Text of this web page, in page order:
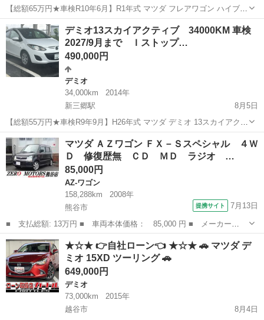
【総額65万円★車検R10年6月】R1年式 マツダ フレアワゴン ハイブリ
ッド【美車・すぐ乗って帰れます】 ご覧いただきありがとうございま
す。 車検が令和10年6月までと非常に長く、購入後すぐに乗って帰っ
ていただけるマツダ...
埼玉 三郷市 その他
デミオ13スカイアクティブ 34000KM 車検
2027/9月まで Ｉストップ…
490,000円
デミオ
34,000km
2014年
新三郷駅
8月5日
【総額55万円★車検R9年9月】H26年式 マツダ デミオ 13スカイアクテ
ィブ【走行3.4万km・すぐ乗れます】 ご覧いただきありがとうござい
ます。 走行距離が34,000kmと非常に少なく、車検も令和9年9月まで
たっぷ...
埼玉 三郷市 新三郷駅 デミオ
マツダ ＡＺワゴン ＦＸ－Ｓスペシャル ４Ｗ
Ｄ 修復歴無 ＣＤ ＭＤ ラジオ …
85,000円
AZ-ワゴン
158,288km
2008年
熊谷市
提携サイト 7月13日
■ 支払総額: 13万円 ■ 車両本体価格： 85,000 円 ■ メーカー
名： マツダ ■ 車種名： ＡＺワゴン ■ グレード名： ＦＸ－Ｓ
スペシャル ４ＷＤ 修復歴無 ＣＤ ＭＤ ラジオ ＥＴＣ スマ
ートキー シートヒ...
埼玉 熊谷市 AZ-ワゴン
★☆★ 👉自社ローン👈 ★☆★ 🚗 マツダ デ
ミオ 15XD ツーリング 🚗
649,000円
デミオ
73,000km
2015年
越谷市
8月4日